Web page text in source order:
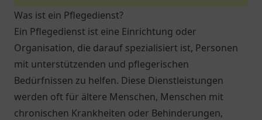
Was ist ein Pflegedienst?
Ein Pflegedienst ist eine Einrichtung oder
Organisation, die darauf spezialisiert ist, Personen
mit unterstützenden und pflegerischen
Bedürfnissen zu helfen. Diese Dienstleistungen
werden oft für ältere Menschen, Menschen mit
chronischen Krankheiten oder Behinderungen,